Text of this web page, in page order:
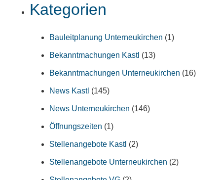
Kategorien
Bauleitplanung Unterneukirchen (1)
Bekanntmachungen Kastl (13)
Bekanntmachungen Unterneukirchen (16)
News Kastl (145)
News Unterneukirchen (146)
Öffnungszeiten (1)
Stellenangebote Kastl (2)
Stellenangebote Unterneukirchen (2)